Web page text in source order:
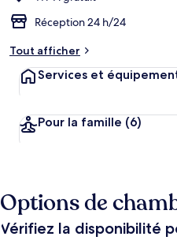
Réception 24 h/24
Tout afficher
Services et
Pour la famille (6)
Options de
Vérifiez la disponibilité